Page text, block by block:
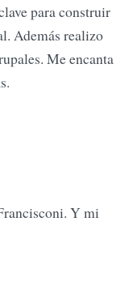
para construir
Además realizo
Me encanta
Y mi